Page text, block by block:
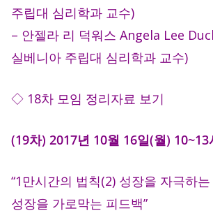
주립대 심리학과 교수)
– 안젤라 리 덕워스 Angela Lee
실베니아 주립대 심리학과 교수)
◇ 18차 모임 정리자료 보기
(19차) 2017년 10월 16일(월) 10~13
“1만시간의 법칙(2) 성장을 자극하
성장을 가로막는 피드백”